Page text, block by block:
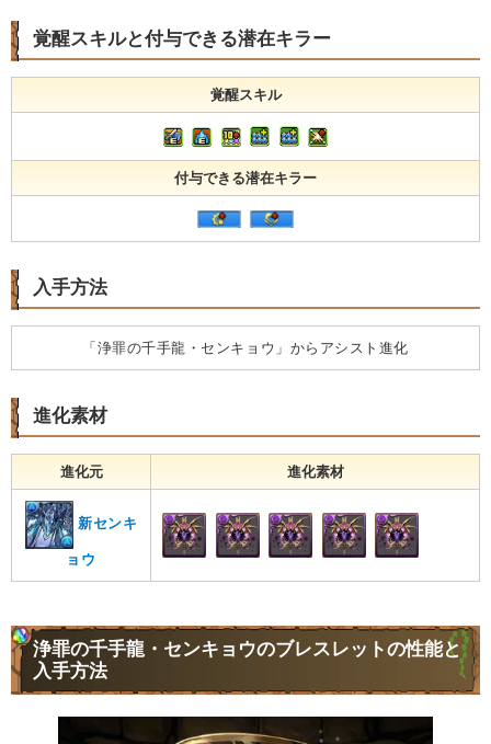
覚醒スキルと付与できる潜在キラー
覚醒スキル
付与できる潜在キラー
入手方法
「浄罪の千手龍・センキョウ」からアシスト進化
進化素材
進化元 進化素材
新センキ
ョウ
浄罪の千手龍・センキョウのブレスレットの性能と
入手方法